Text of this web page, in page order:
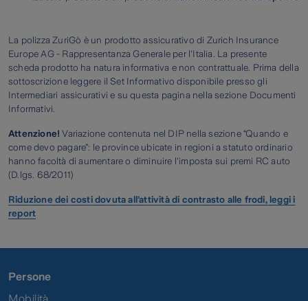
La polizza ZuriGò è un prodotto assicurativo di Zurich Insurance
Europe AG - Rappresentanza Generale per l'Italia. La presente
scheda prodotto ha natura informativa e non contrattuale. Prima della
sottoscrizione leggere il Set Informativo disponibile presso gli
Intermediari assicurativi e su questa pagina nella sezione Documenti
Informativi.
Attenzione! Variazione contenuta nel DIP nella sezione “Quando e
come devo pagare”: le province ubicate in regioni a statuto ordinario
hanno facoltà di aumentare o diminuire l'imposta sui premi RC auto
(D.lgs. 68/2011)
Riduzione dei costi dovuta all’attività di contrasto alle frodi, leggi i
report
Persone